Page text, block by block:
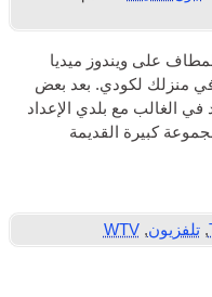
على ويندوز ميديا
في منزلك لكودي. بعد بعض
في الغالب مع بلدي الإعداد
كبيرة القديمة
,تلفزيون,
WTV